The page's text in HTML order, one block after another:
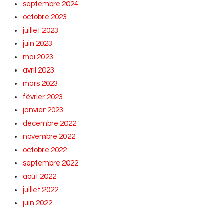
septembre 2024
octobre 2023
juillet 2023
juin 2023
mai 2023
avril 2023
mars 2023
février 2023
janvier 2023
décembre 2022
novembre 2022
octobre 2022
septembre 2022
août 2022
juillet 2022
juin 2022